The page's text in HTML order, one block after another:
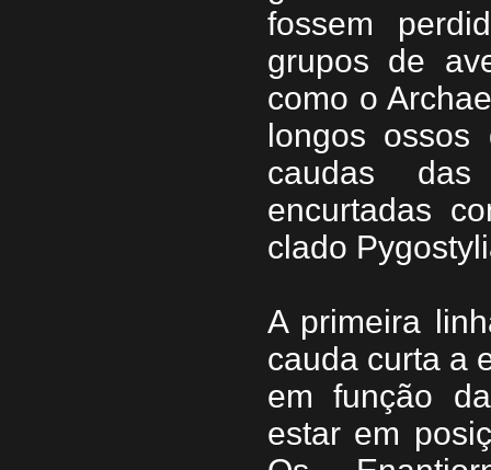
fossem
grupos de
como o
longos
caudas
encurtadas
clado
A primeira
cauda curta a
em função
estar em